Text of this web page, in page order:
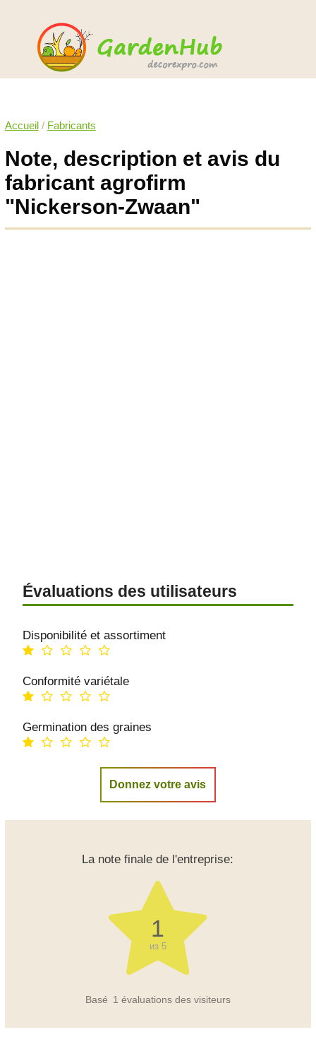
Accueil/ Fabricants
Note, description et avis du
fabricant agrofirm
"Nickerson-Zwaan"
Évaluations des utilisateurs
Disponibilité et assortiment
Conformité variétale
Germination des graines
Donnez votre avis
La note finale de l'entreprise:
1
Basé 1 évaluations des visiteurs